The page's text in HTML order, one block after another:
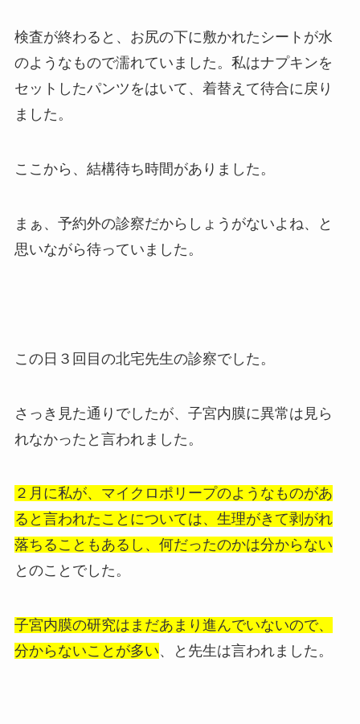
検査が終わると、お尻の下に敷かれたシートが水
のようなもので濡れていました。私はナプキンを
セットしたパンツをはいて、着替えて待合に戻り
ました。
ここから、結構待ち時間がありました。
まぁ、予約外の診察だからしょうがないよね、と
思いながら待っていました。
この日３回目の北宅先生の診察でした。
さっき見た通りでしたが、子宮内膜に異常は見ら
れなかったと言われました。
２月に私が、マイクロポリープのようなものがあ
ると言われたことについては、生理がきて剥がれ
落ちることもあるし、何だったのかは分からない
とのことでした。
子宮内膜の研究はまだあまり進んでいないので、
分からないことが多い、と先生は言われました。